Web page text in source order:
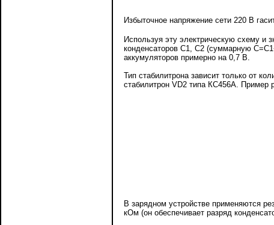
Избыточное напряжение сети 220 В
Используя эту электрическую схему и
конденсаторов С1, С2 (суммарную
аккумуляторов примерно на 0,7 В.
Тип стабилитрона зависит только от
стабилитрон VD2 типа КС456А. Пример
В зарядном устройстве применяются
кОм (он обеспечивает разряд